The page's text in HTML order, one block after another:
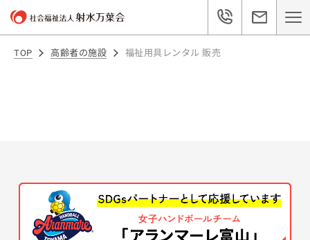
TOP 高齢者の施設 福祉用具レンタル 販売